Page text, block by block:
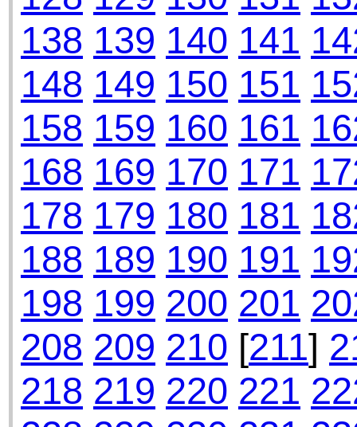
138 139 140 141
148 149 150 151
158 159 160 161
168 169 170 171
178 179 180 181
188 189 190 191
198 199 200 201
208 209 210 [211]
218 219 220 221